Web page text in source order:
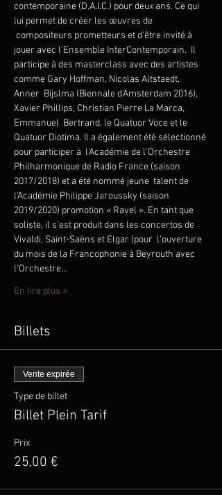
contemporaine (D.A.I.C.) pour deux ans. Ce qui
lui permet de créer les œuvres de
compositeurs prometteurs et d’être invité à
jouer avec l’Ensemble InterContemporain.  Il
participe à des masterclass avec des artistes
comme Gary Hoffman, Nicolas Altstaedt,
Anner  Bijslma (Biennale d’Amsterdam 2016),
Xavier Phillips, Christian Pierre La Marca,
Emmanuel  Bertrand, le Quatuor Voce et le
Quatuor Diotima. Il a également été sélectionné
pour participer à  l’Académie de l’Orchestre
Philharmonique de Radio France (saison
2017/2018) et a été nommé jeune  talent de
l’Académie Philippe Jaroussky (saison
2019/2020) promotion « Ravel ». En tant que
soliste, il s’est produit dans les concertos de
Vivaldi, Saint-Saëns et Elgar (pour  l’ouverture
du mois de la Francophonie à Beyrouth avec
l’Orchestre…
En lire plus >
Billets
Vente expirée
Type de billet
Billet Plein Tarif
Prix
25,00 €